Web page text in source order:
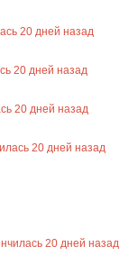
20 дней назад
20 дней назад
20 дней назад
20 дней назад
20 дней назад